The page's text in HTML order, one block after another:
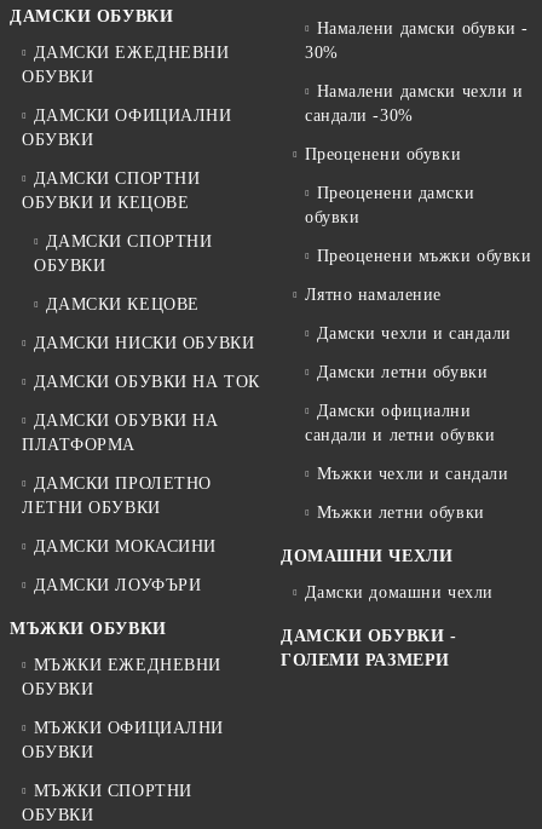
ДАМСКИ ОБУВКИ
ДАМСКИ ЕЖЕДНЕВНИ
ОБУВКИ
ДАМСКИ ОФИЦИАЛНИ
ОБУВКИ
ДАМСКИ СПОРТНИ
ОБУВКИ И КЕЦОВЕ
ДАМСКИ СПОРТНИ
ОБУВКИ
ДАМСКИ КЕЦОВЕ
ДАМСКИ НИСКИ ОБУВКИ
ДАМСКИ ОБУВКИ НА ТОК
ДАМСКИ ОБУВКИ НА
ПЛАТФОРМА
ДАМСКИ ПРОЛЕТНО
ЛЕТНИ ОБУВКИ
ДАМСКИ МОКАСИНИ
ДАМСКИ ЛОУФЪРИ
МЪЖКИ ОБУВКИ
МЪЖКИ ЕЖЕДНЕВНИ
ОБУВКИ
МЪЖКИ ОФИЦИАЛНИ
ОБУВКИ
МЪЖКИ СПОРТНИ
ОБУВКИ
Намалени дамски обувки -
30%
Намалени дамски чехли и
сандали -30%
Преоценени обувки
Преоценени дамски
обувки
Преоценени мъжки обувки
Лятно намаление
Дамски чехли и сандали
Дамски летни обувки
Дамски официални
сандали и летни обувки
Мъжки чехли и сандали
Мъжки летни обувки
ДОМАШНИ ЧЕХЛИ
Дамски домашни чехли
ДАМСКИ ОБУВКИ -
ГОЛЕМИ РАЗМЕРИ